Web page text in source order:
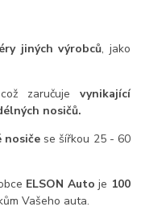
jiných výrobců, jako
zaručuje vynikající
nosičů.
nosiče se šířkou 25 - 60
ELSON Autoje 100
Vašeho auta.